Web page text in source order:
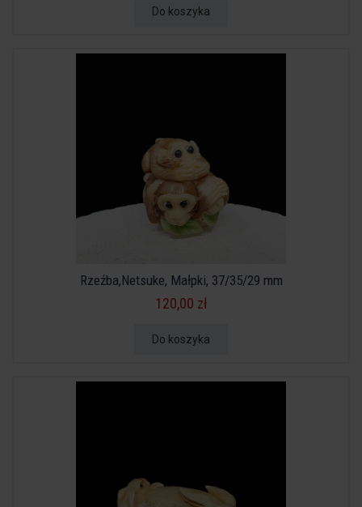
Do koszyka
Rzeźba,Netsuke, Małpki, 37/35/29 mm
120,00 zł
Do koszyka